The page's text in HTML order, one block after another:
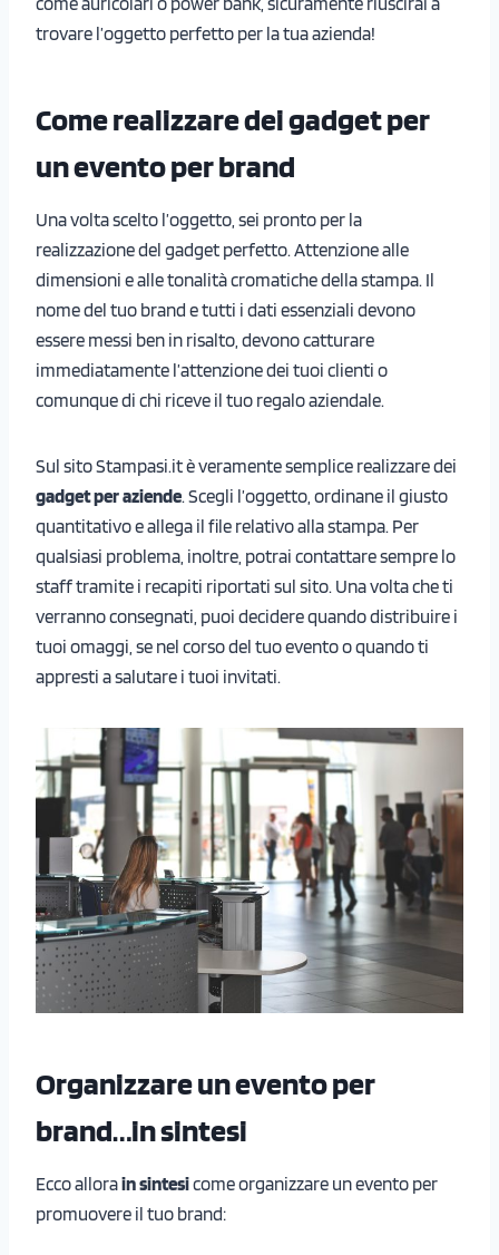
trovare l’oggetto perfetto per la tua azienda!
Come realizzare dei gadget per
un evento per brand
Una volta scelto l’oggetto, sei pronto per la
realizzazione del gadget perfetto. Attenzione alle
dimensioni e alle tonalità cromatiche della stampa. Il
nome del tuo brand e tutti i dati essenziali devono
essere messi ben in risalto, devono catturare
immediatamente l’attenzione dei tuoi clienti o
comunque di chi riceve il tuo regalo aziendale.
Sul sito Stampasi.it è veramente semplice realizzare dei
gadget per aziende. Scegli l’oggetto, ordinane il giusto
quantitativo e allega il file relativo alla stampa. Per
qualsiasi problema, inoltre, potrai contattare sempre lo
staff tramite i recapiti riportati sul sito. Una volta che ti
verranno consegnati, puoi decidere quando distribuire i
tuoi omaggi, se nel corso del tuo evento o quando ti
appresti a salutare i tuoi invitati.
Organizzare un evento per
brand…in sintesi
Ecco allorain sintesicome organizzare un evento per
promuovere il tuo brand: